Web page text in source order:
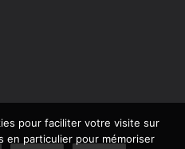
pour faciliter votre visite sur
en particulier pour mémoriser